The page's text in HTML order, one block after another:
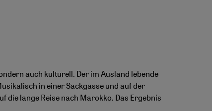
auch kulturell. Der im Ausland lebende
in einer Sackgasse und auf der
die lange Reise nach Marokko. Das Ergebnis